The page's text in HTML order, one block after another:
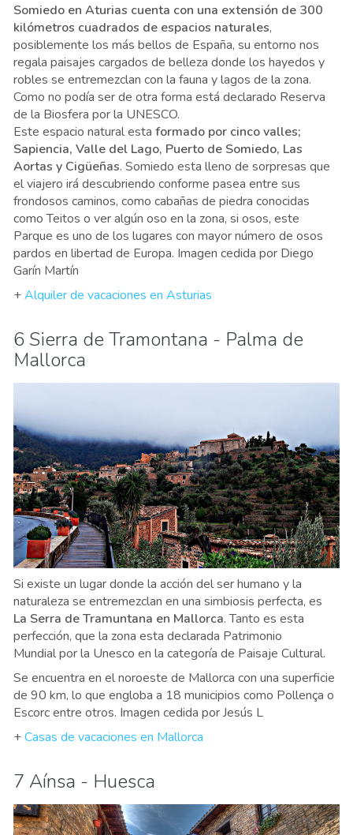
Somiedo en Aturias cuenta con una extensión de 300
kilómetros cuadrados de espacios naturales,
posiblemente los más bellos de España, su entorno nos
regala paisajes cargados de belleza donde los hayedos y
robles se entremezclan con la fauna y lagos de la zona.
Como no podía ser de otra forma está declarado Reserva
de la Biosfera por la UNESCO.
Este espacio natural esta formado por cinco valles;
Sapiencia, Valle del Lago, Puerto de Somiedo, Las
Aortas y Cigüeñas. Somiedo esta lleno de sorpresas que
el viajero irá descubriendo conforme pasea entre sus
frondosos caminos, como cabañas de piedra conocidas
como Teitos o ver algún oso en la zona, si osos, este
Parque es uno de los lugares con mayor número de osos
pardos en libertad de Europa. Imagen cedida por Diego
Garín Martín
+Alquiler de vacaciones en Asturias
6 Sierra de Tramontana - Palma de
Mallorca
Si existe un lugar donde la acción del ser humano y la
naturaleza se entremezclan en una simbiosis perfecta, es
La Serra de Tramuntana en Mallorca. Tanto es esta
perfección, que la zona esta declarada Patrimonio
Mundial por la Unesco en la categoría de Paisaje Cultural.
Se encuentra en el noroeste de Mallorca con una superficie
de 90 km, lo que engloba a 18 municipios como Pollença o
Escorc entre otros. Imagen cedida por Jesús L
+Casas de vacaciones en Mallorca
7 Aínsa - Huesca